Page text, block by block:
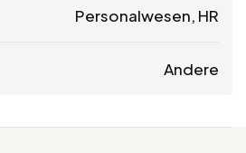
Personalwesen, HR
Andere